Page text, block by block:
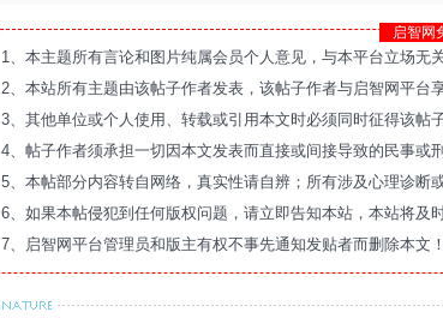
启智网
1、本主题所有言论和图片纯属会员个人意见，与本平台立场无
2、本站所有主题由该帖子作者发表，该帖子作者与启智网平台
3、其他单位或个人使用、转载或引用本文时必须同时征得该帖
4、帖子作者须承担一切因本文发表而直接或间接导致的民事或
5、本帖部分内容转自网络，真实性请自辨；所有涉及心理诊断
6、如果本帖侵犯到任何版权问题，请立即告知本站，本站将及
7、启智网平台管理员和版主有权不事先通知发贴者而删除本文！